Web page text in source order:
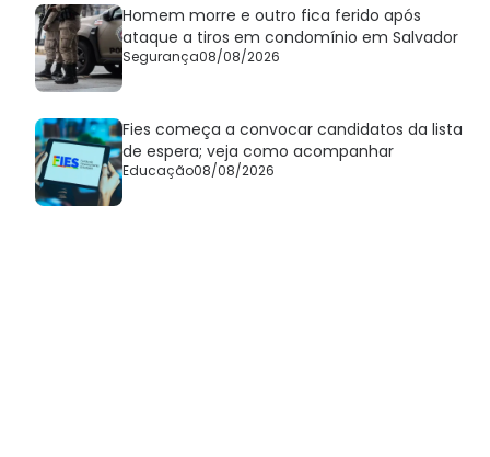
Homem morre e outro fica ferido após
ataque a tiros em condomínio em Salvador
Segurança08/08/2026
Fies começa a convocar candidatos da lista
de espera; veja como acompanhar
Educação08/08/2026